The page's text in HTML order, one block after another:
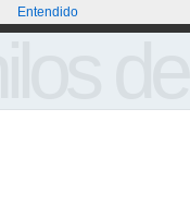
Entendido